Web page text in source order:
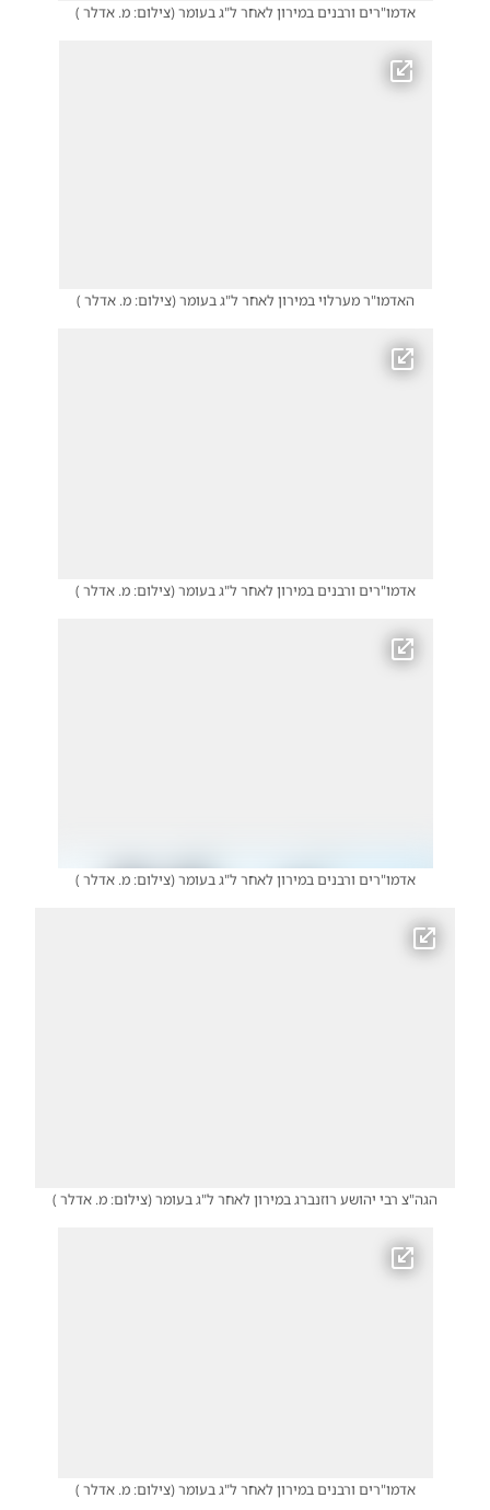
אדמו"רים ורבנים במירון לאחר ל"ג בעומר(צילום: מ. אדלר )
האדמו"ר מערלוי במירון לאחר ל"ג בעומר(צילום: מ. אדלר )
אדמו"רים ורבנים במירון לאחר ל"ג בעומר(צילום: מ. אדלר )
אדמו"רים ורבנים במירון לאחר ל"ג בעומר(צילום: מ. אדלר )
הגה"צ רבי יהושע רוזנברג במירון לאחר ל"ג בעומר(צילום: מ. אדלר )
אדמו"רים ורבנים במירון לאחר ל"ג בעומר(צילום: מ. אדלר )